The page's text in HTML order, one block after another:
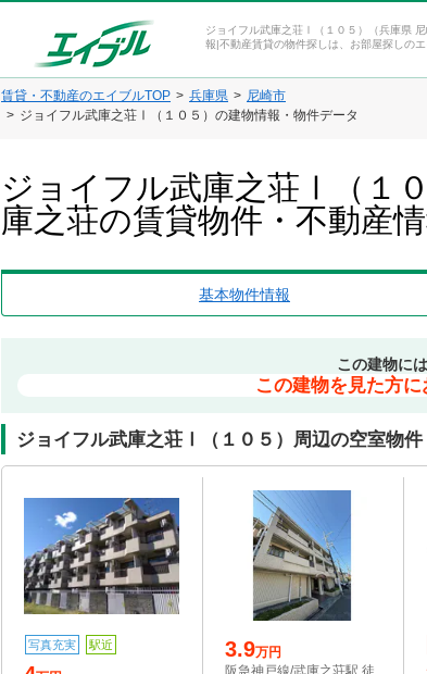
ジョイフル武庫之荘Ⅰ（１０５）（兵庫県
報|不動産賃貸の物件探しは、お部屋探しの
賃貸・不動産のエイブルTOP 兵庫県
尼崎市
ジョイフル武庫之荘Ⅰ（１０５）の建物情報・物件データ
ジョイフル武庫之荘Ⅰ（１
庫之荘の賃貸物件・不動産
基本物件情報
この建物に
この建物を見た方
ジョイフル武庫之荘Ⅰ（１０５）周辺の空室物件
写真充実 駅近 3.9万円
阪急神戸線/武庫之荘駅 徒